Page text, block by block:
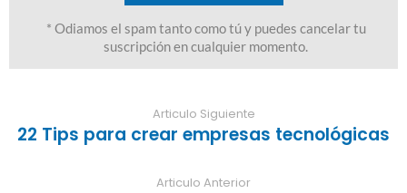
Articulo Siguiente
22 Tips para crear empresas tecnológicas
Articulo Anterior